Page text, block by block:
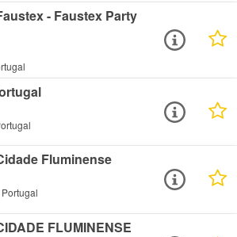
- Faustex Party
Fluminense
FLUMINENSE